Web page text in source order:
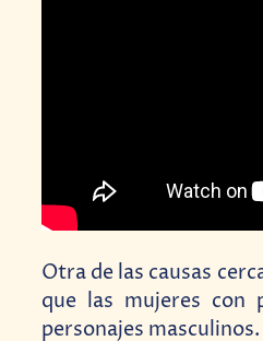
Otra de las causas
que las mujeres con
personajes masculinos.